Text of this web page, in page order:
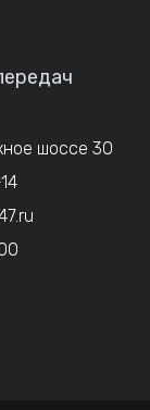
шоссе 30